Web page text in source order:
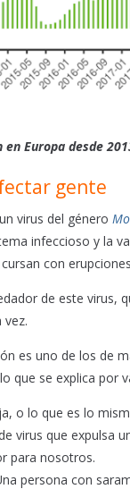
Europa desde
gente
virus del género
infeccioso y la
con
de este virus,
vez.
es uno de los de
que se explica por
o lo que es lo
virus que expulsa
para nosotros.
persona con